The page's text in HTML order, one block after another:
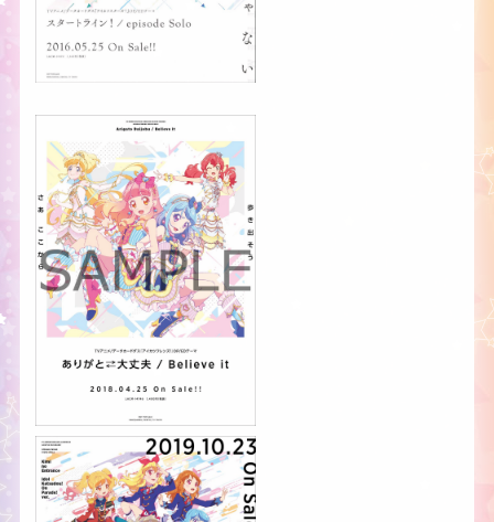
ALL AIKATSU！
OFFICIAL PORTAL SITE